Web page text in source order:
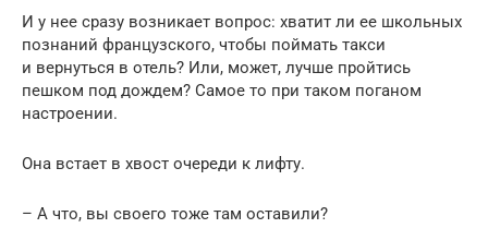
И у нее сразу возникает вопрос: хватит ли ее школьных
познаний французского, чтобы поймать такси
и вернуться в отель? Или, может, лучше пройтись
пешком под дождем? Самое то при таком поганом
настроении.
Она встает в хвост очереди к лифту.
– А что, вы своего тоже там оставили?